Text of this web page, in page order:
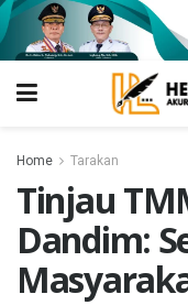
Home Tarakan
Tinjau
Dandim: